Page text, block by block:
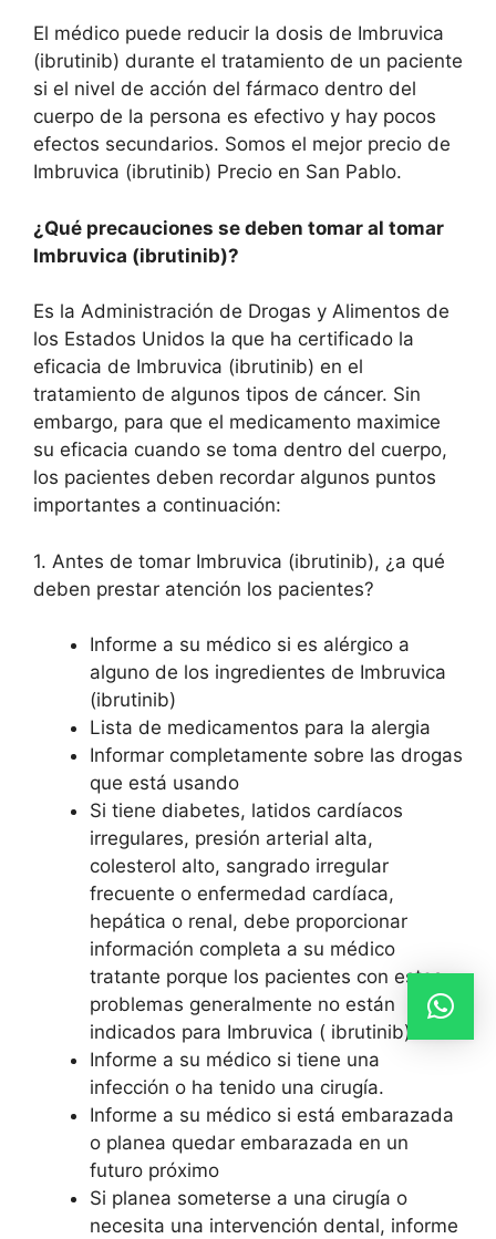
El médico puede reducir la dosis de Imbruvica
(ibrutinib) durante el tratamiento de un paciente
si el nivel de acción del fármaco dentro del
cuerpo de la persona es efectivo y hay pocos
efectos secundarios. Somos el mejor precio de
Imbruvica (ibrutinib) Precio en San Pablo.
¿Qué precauciones se deben tomar al tomar
Imbruvica (ibrutinib)?
Es la Administración de Drogas y Alimentos de
los Estados Unidos la que ha certificado la
eficacia de Imbruvica (ibrutinib) en el
tratamiento de algunos tipos de cáncer. Sin
embargo, para que el medicamento maximice
su eficacia cuando se toma dentro del cuerpo,
los pacientes deben recordar algunos puntos
importantes a continuación:
1. Antes de tomar Imbruvica (ibrutinib), ¿a qué
deben prestar atención los pacientes?
Informe a su médico si es alérgico a
alguno de los ingredientes de Imbruvica
(ibrutinib)
Lista de medicamentos para la alergia
Informar completamente sobre las drogas
que está usando
Si tiene diabetes, latidos cardíacos
irregulares, presión arterial alta,
colesterol alto, sangrado irregular
frecuente o enfermedad cardíaca,
hepática o renal, debe proporcionar
información completa a su médico
tratante porque los pacientes con estos
problemas generalmente no están
indicados para Imbruvica ( ibrutinib)
Informe a su médico si tiene una
infección o ha tenido una cirugía.
Informe a su médico si está embarazada
o planea quedar embarazada en un
futuro próximo
Si planea someterse a una cirugía o
necesita una intervención dental, informe